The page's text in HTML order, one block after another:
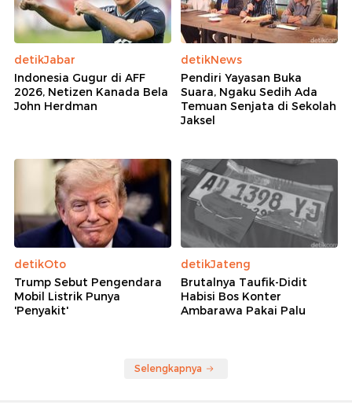
detikJabar
Indonesia Gugur di AFF
2026, Netizen Kanada Bela
John Herdman
detikNews
Pendiri Yayasan Buka
Suara, Ngaku Sedih Ada
Temuan Senjata di Sekolah
Jaksel
detikOto
Trump Sebut Pengendara
Mobil Listrik Punya
'Penyakit'
detikJateng
Brutalnya Taufik-Didit
Habisi Bos Konter
Ambarawa Pakai Palu
Selengkapnya